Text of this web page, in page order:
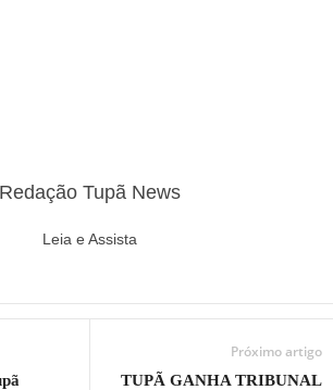
Redação Tupã News
Leia e Assista
Próximo artigo
TUPÃ GANHA TRIBUNAL